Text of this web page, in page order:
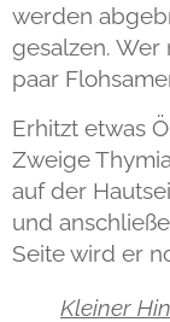
werden
gesalzen.
paar
Erhitzt etwas
Zweige
auf der
und
Seite wird er
Kleiner